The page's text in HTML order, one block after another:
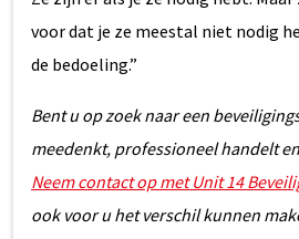
voor dat je ze meestal niet nodig
de bedoeling.”
Bent u op zoek naar een
meedenkt, professioneel handelt
Neem contact op met Unit 14
ook voor u het verschil kunnen